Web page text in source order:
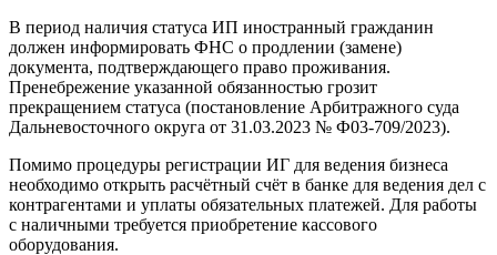
В период наличия статуса ИП иностранный гражданин
должен информировать ФНС о продлении (замене)
документа, подтверждающего право проживания.
Пренебрежение указанной обязанностью грозит
прекращением статуса (постановление Арбитражного суда
Дальневосточного округа от 31.03.2023 № Ф03-709/2023).
Помимо процедуры регистрации ИГ для ведения бизнеса
необходимо открыть расчётный счёт в банке для ведения дел с
контрагентами и уплаты обязательных платежей. Для работы
с наличными требуется приобретение кассового
оборудования.